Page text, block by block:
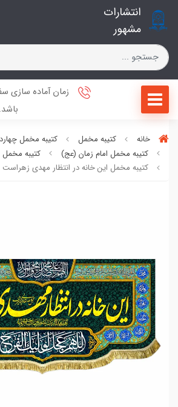
انتشارات
مشهور
باشد.
خانه کتیبه مخمل
کتیبه مخمل
کتیبه مخمل امام زمان (عج)
کتیبه مخمل
کتیبه مخمل این خانه در انتظار مهدی زهراست